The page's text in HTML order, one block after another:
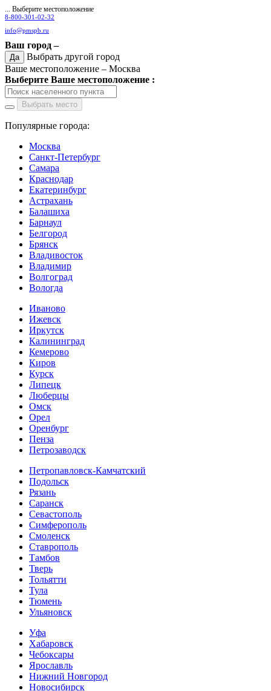
... Выберите местоположение
8-800-301-02-32
info@pmspb.ru
Ваш город –
Да
Выбрать другой город
Ваше местоположение – Москва
Выберите Ваше местоположение :
Выбрать место
Популярные города:
Москва
Санкт-Петербург
Самара
Краснодар
Екатеринбург
Астрахань
Балашиха
Барнаул
Белгород
Брянск
Владивосток
Владимир
Волгоград
Вологда
Иваново
Ижевск
Иркутск
Калининград
Кемерово
Киров
Курск
Липецк
Люберцы
Омск
Орел
Оренбург
Пенза
Петрозаводск
Петропавловск-Камчатский
Подольск
Рязань
Саранск
Севастополь
Симферополь
Смоленск
Ставрополь
Тамбов
Тверь
Тольятти
Тула
Тюмень
Ульяновск
Уфа
Хабаровск
Чебоксары
Ярославль
Нижний Новгород
Новосибирск